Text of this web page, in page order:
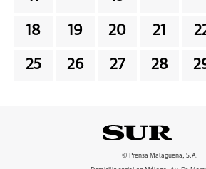
18 19 20 21
25 26 27 28
© Prensa Malagueña, S.A.